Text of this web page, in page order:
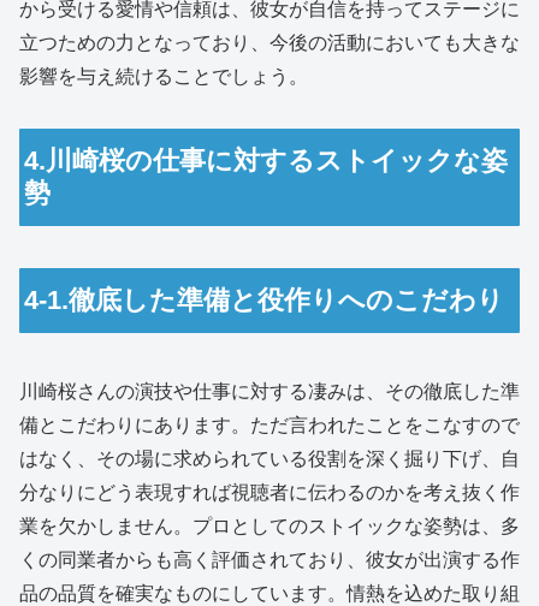
から受ける愛情や信頼は、彼女が自信を持ってステージに
立つための力となっており、今後の活動においても大きな
影響を与え続けることでしょう。
4.川崎桜の仕事に対するストイックな姿
勢
4-1.徹底した準備と役作りへのこだわり
川崎桜さんの演技や仕事に対する凄みは、その徹底した準
備とこだわりにあります。ただ言われたことをこなすので
はなく、その場に求められている役割を深く掘り下げ、自
分なりにどう表現すれば視聴者に伝わるのかを考え抜く作
業を欠かしません。プロとしてのストイックな姿勢は、多
くの同業者からも高く評価されており、彼女が出演する作
品の品質を確実なものにしています。情熱を込めた取り組